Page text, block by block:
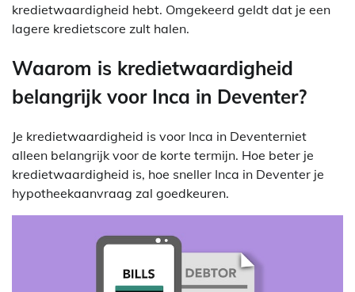
kredietwaardigheid hebt. Omgekeerd geldt dat je een
lagere kredietscore zult halen.
Waarom is kredietwaardigheid
belangrijk voor Inca in Deventer?
Je kredietwaardigheid is voor Inca in Deventerniet
alleen belangrijk voor de korte termijn. Hoe beter je
kredietwaardigheid is, hoe sneller Inca in Deventer je
hypotheekaanvraag zal goedkeuren.